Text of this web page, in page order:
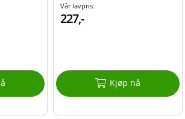
Vår lavpris:
227,-
Kjøp nå